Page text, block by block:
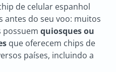
de celular espanhol
do seu voo: muitos
possuemquiosques ou
que oferecem chips de
países, incluindo a